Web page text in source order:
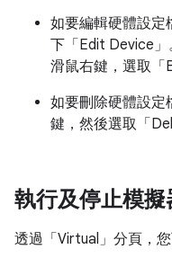
如要編輯硬體設定
下「Edit Device」
滑鼠右鍵，選取「
如要刪除硬體設定
鍵，然後選取「
執行及停止模
透過「Virtual」 分頁，